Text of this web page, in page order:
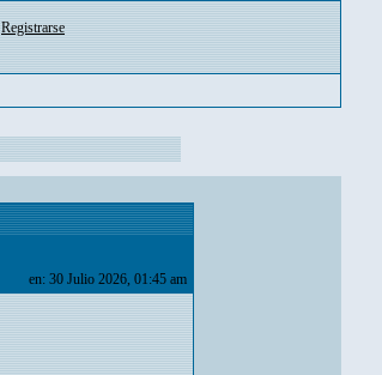
Registrarse
en: 30 Julio 2026, 01:45 am